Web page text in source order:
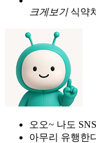
크게보기 식약
오오~ 나도
아무리 유행한